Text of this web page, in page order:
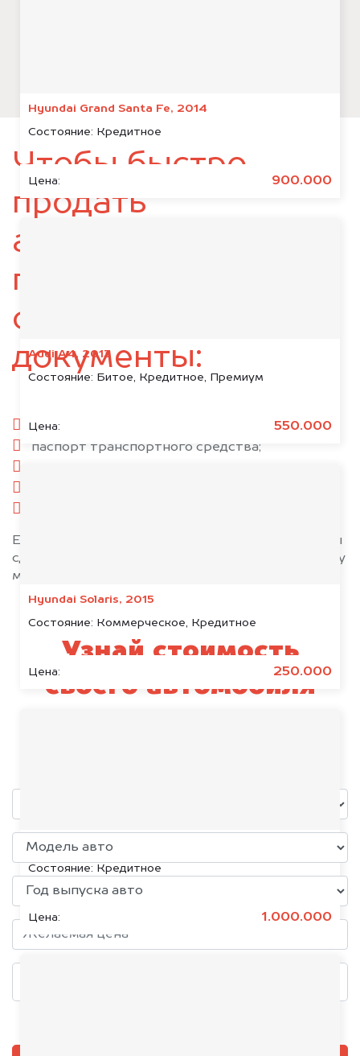
Hyundai Grand Santa Fe, 2014
Состояние: Кредитное
Цена: 900.000
Audi A4, 2013
Состояние: Битое, Кредитное, Премиум
Цена: 550.000
Hyundai Solaris, 2015
Состояние: Коммерческое, Кредитное
Цена: 250.000
KIA K5, 2020
Состояние: Кредитное
Цена: 1.000.000
Чтобы быстро
продать
автомобиль,
подготовьте
следующие
документы:
паспорт гражданина РФ;
паспорт транспортного средства;
Если у вас нет всех документов, то наши юристы
сделают всё возможное, чтобы оформить сделку
максимально быстро!
Узнай стоимость
своего автомобиля